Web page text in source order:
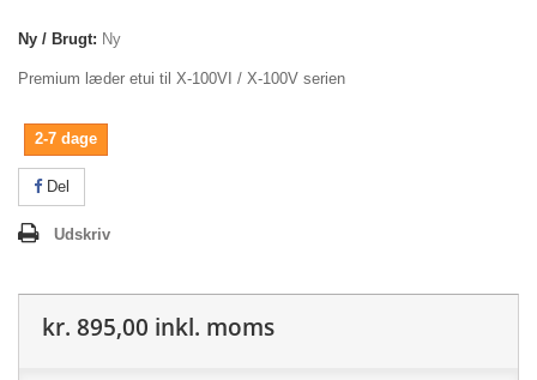
Ny / Brugt: Ny
Premium læder etui til X-100VI / X-100V serien
2-7 dage
Del
Udskriv
kr. 895,00 inkl. moms